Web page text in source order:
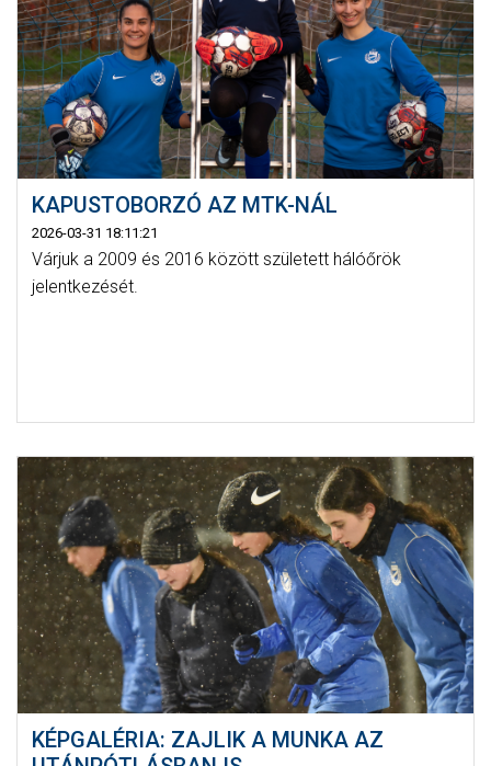
KAPUSTOBORZÓ AZ MTK-NÁL
2026-03-31 18:11:21
Várjuk a 2009 és 2016 között született hálóőrök
jelentkezését.
KÉPGALÉRIA: ZAJLIK A MUNKA AZ